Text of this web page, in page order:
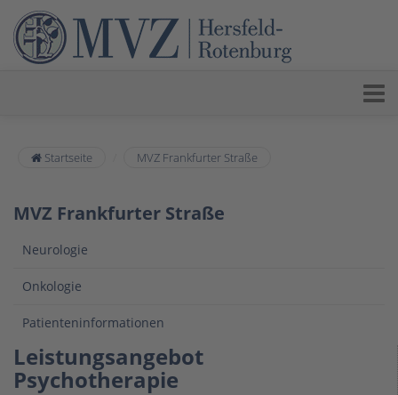
Startseite MVZ Frankfurter Straße
MVZ Frankfurter Straße
Neurologie
Onkologie
Patienteninformationen
Leistungsangebot
Psychotherapie